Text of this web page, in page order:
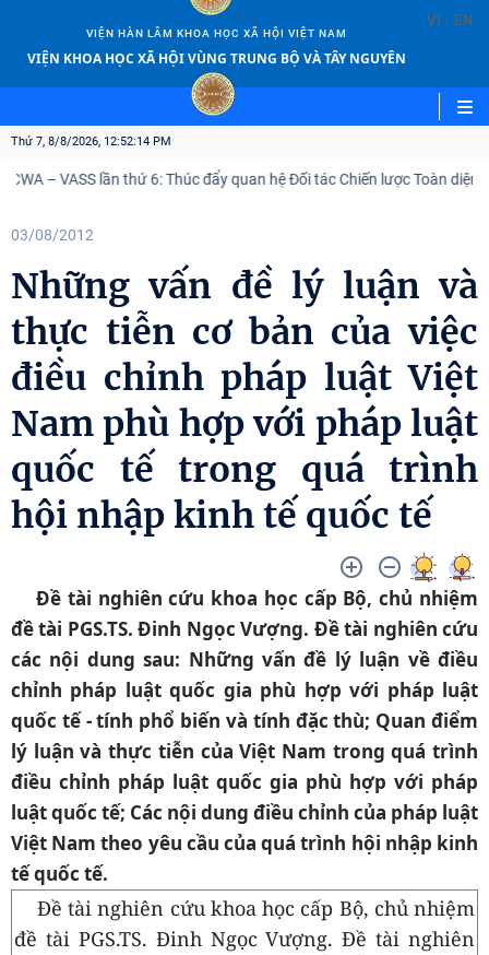
VIỆN HÀN LÂM KHOA HỌC XÃ HỘI VIỆT NAM
VIỆN KHOA HỌC XÃ HỘI VÙNG TRUNG BỘ VÀ TÂY NGUYÊN
VI | EN
Thứ 7, 8/8/2026, 12:52:14 PM
– VASS lần thứ 6: Thúc đẩy quan hệ Đối tác Chiến lược Toàn diện
03/08/2012
Những vấn đề lý luận và
thực tiễn cơ bản của việc
điều chỉnh pháp luật Việt
Nam phù hợp với pháp luật
quốc tế trong quá trình
hội nhập kinh tế quốc tế
Đề tài nghiên cứu khoa học cấp Bộ, chủ nhiệm
đề tài PGS.TS. Đinh Ngọc Vượng. Đề tài nghiên cứu
các nội dung sau: Những vấn đề lý luận về điều
chỉnh pháp luật quốc gia phù hợp với pháp luật
quốc tế - tính phổ biến và tính đặc thù; Quan điểm
lý luận và thực tiễn của Việt Nam trong quá trình
điều chỉnh pháp luật quốc gia phù hợp với pháp
luật quốc tế; Các nội dung điều chỉnh của pháp luật
Việt Nam theo yêu cầu của quá trình hội nhập kinh
tế quốc tế.
Đề tài nghiên cứu khoa học cấp Bộ, chủ nhiệm
đề tài PGS.TS. Đinh Ngọc Vượng. Đề tài nghiên